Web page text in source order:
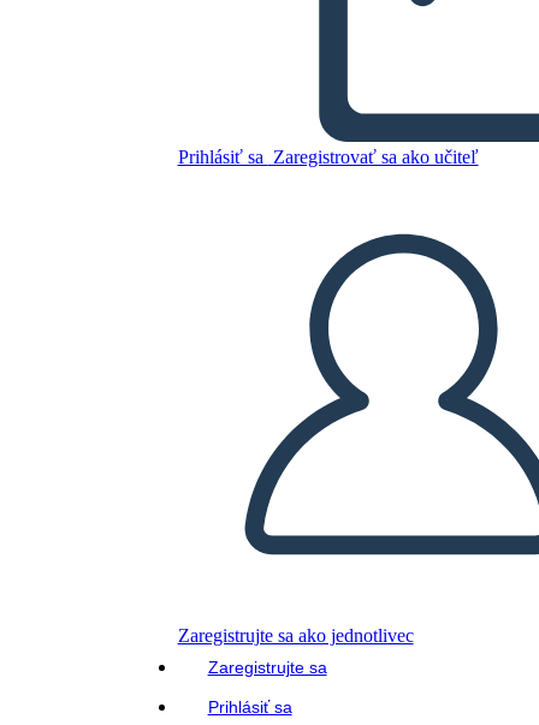
Prihlásiť sa Zaregistrovať sa ako učiteľ
Zaregistrujte sa ako jednotlivec
Zaregistrujte sa
Prihlásiť sa
PREHRAŤ PREZENTÁCIU
ČÍTAJ MI